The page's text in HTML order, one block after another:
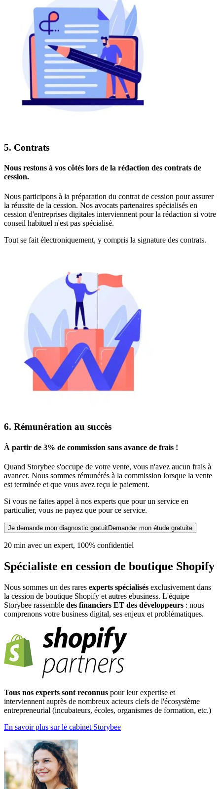
5. Contrats
Nous restons à vos côtés lors de la rédaction des contrats de
cession.
Nous participons à la préparation du contrat de cession pour assurer
la réussite de la cession. Nos avocats partenaires spécialisés en
cession d'entreprises digitales interviennent pour la rédaction si votre
conseil habituel n'est pas spécialisé.
Tout se fait électroniquement, y compris la signature des contrats.
6. Rémunération au succès
À partir de 3% de commission sans avance de frais !
Quand Storybee s'occupe de votre vente, vous n'avez aucun frais à
avancer. Nous sommes rémunérés à la commission lorsque la vente
est terminée et que vous avez reçu le paiement.
Si vous ne faites appel à nos experts que pour un service en
particulier, vous ne payez que pour ce service.
Je demande mon diagnostic gratuitDemander mon étude gratuite
20 min avec un expert, 100% confidentiel
Spécialiste en cession de boutique Shopify
Nous sommes un des rares experts spécialisés exclusivement dans
la cession de boutique Shopify et autres ebusiness. L'équipe
Storybee rassemble des financiers ET des développeurs : nous
comprenons votre business digital, ses enjeux et problématiques.
Tous nos experts sont reconnus pour leur expertise et
interviennent auprès de nombreux acteurs clefs de l'écosystème
entrepreneurial (incubateurs, écoles, organismes de formation, etc.)
En savoir plus sur le cabinet Storybee